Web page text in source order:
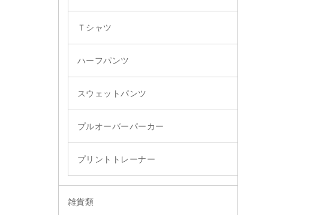
Ｔシャツ
ハーフパンツ
スウェットパンツ
プルオーバーパーカー
プリントトレーナー
雑貨類